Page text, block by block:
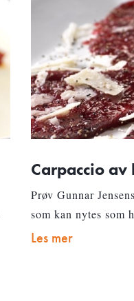
Carpaccio av
Prøv Gunnar
som kan nytes som
Les mer